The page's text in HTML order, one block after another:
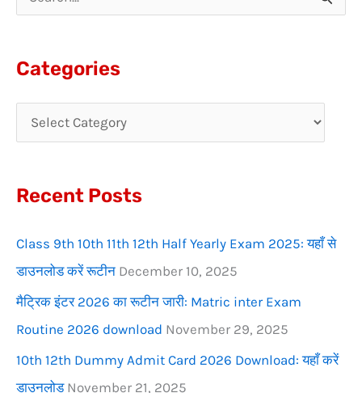
h
o
:
Categories
Recent Posts
Class 9th 10th 11th 12th Half Yearly Exam 2025: यहाँ से
डाउनलोड करें रूटीन December 10, 2025
मैट्रिक इंटर 2026 का रूटीन जारी: Matric inter Exam
Routine 2026 download November 29, 2025
10th 12th Dummy Admit Card 2026 Download: यहाँ करें
डाउनलोड November 21, 2025